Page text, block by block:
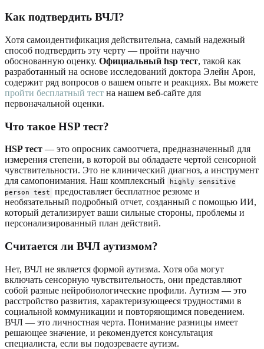
Как подтвердить ВЧЛ?
Хотя самоидентификация действительна, самый надежный
способ подтвердить эту черту — пройти научно
обоснованную оценку. Официальный hsp тест, такой как
разработанный на основе исследований доктора Элейн Арон,
содержит ряд вопросов о вашем опыте и реакциях. Вы можете
пройти бесплатный тест на нашем веб-сайте для
первоначальной оценки.
Что такое HSP тест?
HSP тест — это опросник самоотчета, предназначенный для
измерения степени, в которой вы обладаете чертой сенсорной
чувствительности. Это не клинический диагноз, а инструмент
для самопонимания. Наш комплексный
highly sensitive
person test
предоставляет бесплатное резюме и
необязательный подробный отчет, созданный с помощью ИИ,
который детализирует ваши сильные стороны, проблемы и
персонализированный план действий.
Считается ли ВЧЛ аутизмом?
Нет, ВЧЛ не является формой аутизма. Хотя оба могут
включать сенсорную чувствительность, они представляют
собой разные нейробиологические профили. Аутизм — это
расстройство развития, характеризующееся трудностями в
социальной коммуникации и повторяющимся поведением.
ВЧЛ — это личностная черта. Понимание разницы имеет
решающее значение, и рекомендуется консультация
специалиста, если вы подозреваете аутизм.